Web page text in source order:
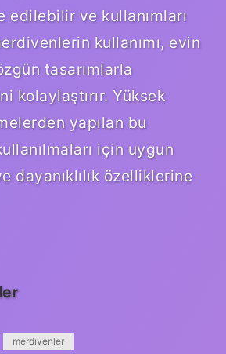
edilebilir ve kullanımları
kullanımı, evin
tasarımlarla
kolaylaştırır. Yüksek
yapılan bu
için uygun
dayanıklılık özelliklerine
merdivenler